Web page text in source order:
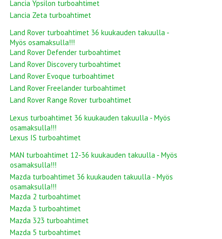
Lancia Ypsilon turboahtimet
Lancia Zeta turboahtimet
Land Rover turboahtimet 36 kuukauden takuulla -
Myös osamaksulla!!!
Land Rover Defender turboahtimet
Land Rover Discovery turboahtimet
Land Rover Evoque turboahtimet
Land Rover Freelander turboahtimet
Land Rover Range Rover turboahtimet
Lexus turboahtimet 36 kuukauden takuulla - Myös
osamaksulla!!!
Lexus IS turboahtimet
MAN turboahtimet 12-36 kuukauden takuulla - Myös
osamaksulla!!!
Mazda turboahtimet 36 kuukauden takuulla - Myös
osamaksulla!!!
Mazda 2 turboahtimet
Mazda 3 turboahtimet
Mazda 323 turboahtimet
Mazda 5 turboahtimet